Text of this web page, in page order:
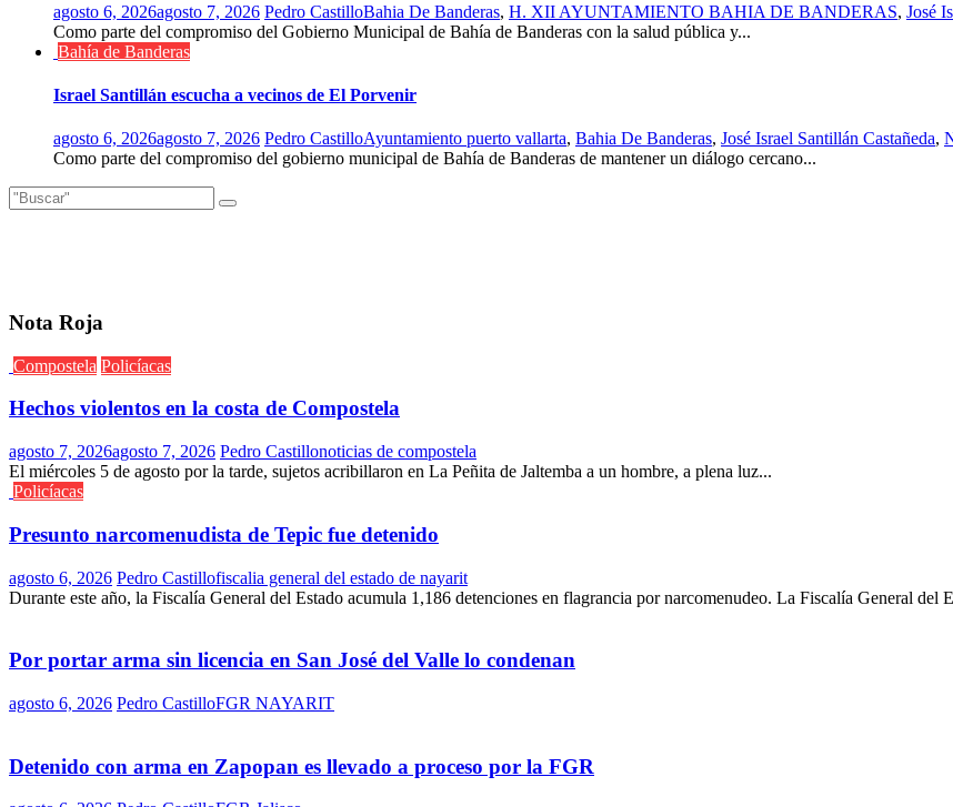
agosto 6, 2026agosto 7, 2026 Pedro CastilloBahia De Banderas, H. XII AYUNTAMIENTO BAHIA DE BANDERAS, José
Como parte del compromiso del Gobierno Municipal de Bahía de Banderas con la salud pública y...
Bahía de Banderas
Israel Santillán escucha a vecinos de El Porvenir
agosto 6, 2026agosto 7, 2026 Pedro CastilloAyuntamiento puerto vallarta, Bahia De Banderas, José Israel Santillán Castañeda,
Como parte del compromiso del gobierno municipal de Bahía de Banderas de mantener un diálogo cercano...
Nota Roja
Compostela Policíacas
Hechos violentos en la costa de Compostela
agosto 7, 2026agosto 7, 2026 Pedro Castillonoticias de compostela
El miércoles 5 de agosto por la tarde, sujetos acribillaron en La Peñita de Jaltemba a un hombre, a plena luz...
Policíacas
Presunto narcomenudista de Tepic fue detenido
agosto 6, 2026 Pedro Castillofiscalia general del estado de nayarit
Durante este año, la Fiscalía General del Estado acumula 1,186 detenciones en flagrancia por narcomenudeo. La Fiscalía General del
Por portar arma sin licencia en San José del Valle lo condenan
agosto 6, 2026 Pedro CastilloFGR NAYARIT
Detenido con arma en Zapopan es llevado a proceso por la FGR